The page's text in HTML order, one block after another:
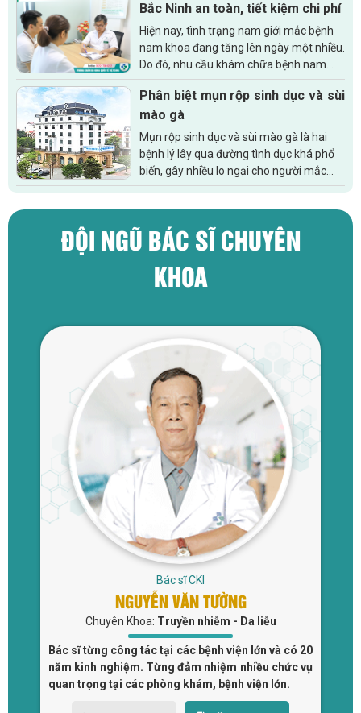
Bắc Ninh an toàn, tiết kiệm chi phí
Hiện nay, tình trạng nam giới mắc bệnh
nam khoa đang tăng lên ngày một nhiều.
Do đó, nhu cầu khám chữa bệnh nam
khoa cũng tăng theo. Để an tâm điều
trị căn bệnh của mình thì việc tìm kiếm...
Phân biệt mụn rộp sinh dục và sùi
mào gà
Mụn rộp sinh dục và sùi mào gà là hai
bệnh lý lây qua đường tình dục khá phổ
biến, gây nhiều lo ngại cho người mắc
phải. Tuy nhiên, chúng là hai bệnh khác
ĐỘI NGŨ BÁC SĨ CHUYÊN
KHOA
Bác sĩ CKI
NGUYỄN VĂN TƯỜNG
Chuyên Khoa: Truyền nhiễm - Da liễu
Bác sĩ từng công tác tại các bệnh viện lớn và có 20
năm kinh nghiệm. Từng đảm nhiệm nhiều chức vụ
quan trọng tại các phòng khám, bệnh viện lớn.